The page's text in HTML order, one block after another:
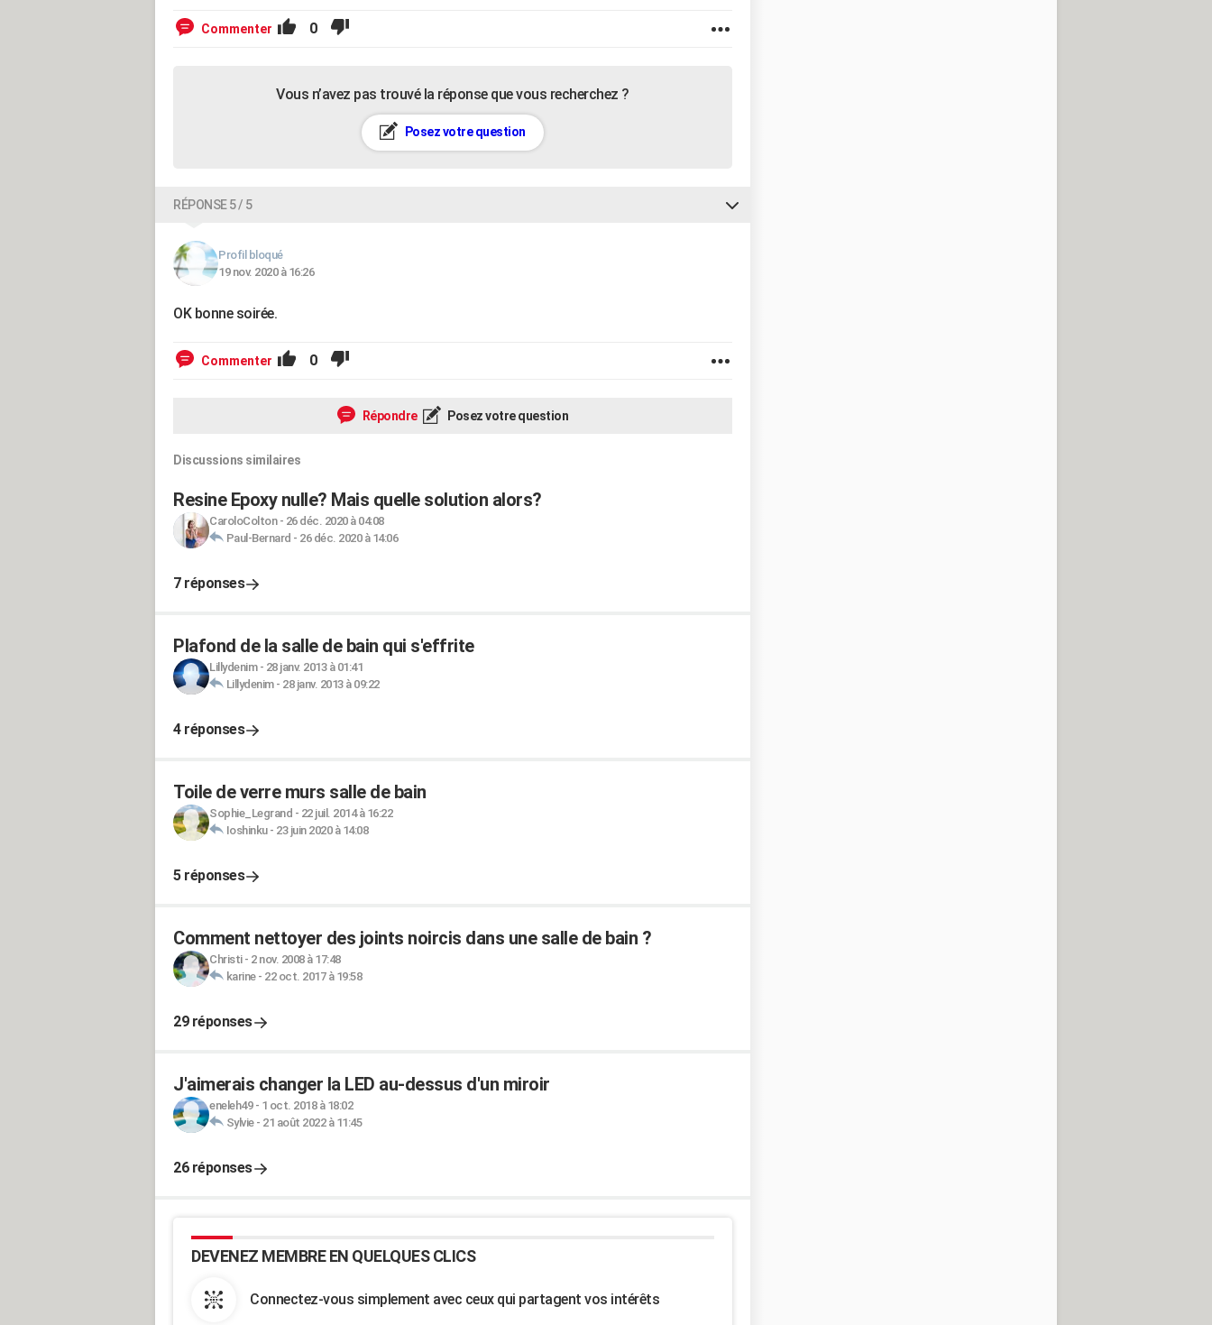
Commenter 0
Vous n’avez pas trouvé la réponse que vous recherchez ?
Posez votre question
RÉPONSE 5 / 5
Profil bloqué
19 nov. 2020 à 16:26
OK bonne soirée.
Commenter 0
Répondre Posez votre question
Discussions similaires
Resine Epoxy nulle? Mais quelle solution alors?
CaroloColton- 26 déc. 2020 à 04:08
Paul-Bernard - 26 déc. 2020 à 14:06
7 réponses
Plafond de la salle de bain qui s'effrite
Lillydenim- 28 janv. 2013 à 01:41
Lillydenim- 28 janv. 2013 à 09:22
4 réponses
Toile de verre murs salle de bain
Sophie_Legrand - 22 juil. 2014 à 16:22
Ioshinku- 23 juin 2020 à 14:08
5 réponses
Comment nettoyer des joints noircis dans une salle de bain ?
Christi- 2 nov. 2008 à 17:48
karine- 22 oct. 2017 à 19:58
29 réponses
J'aimerais changer la LED au-dessus d'un miroir
eneleh49- 1 oct. 2018 à 18:02
Sylvie- 21 août 2022 à 11:45
26 réponses
DEVENEZ MEMBRE EN QUELQUES CLICS
Connectez-vous simplement avec ceux qui partagent vos intérêts